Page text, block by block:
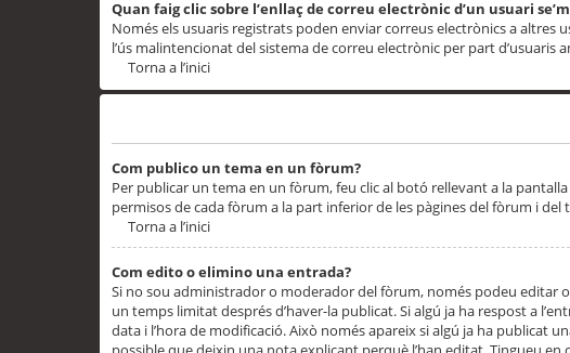
Quan faig clic sobre l’enllaç de correu electrònic d’un usuari
Només els usuaris registrats poden enviar correus electrònics a
l’ús malintencionat del sistema de correu electrònic per part d’usuaris
Torna a l’inici
Com publico un tema en un fòrum?
Per publicar un tema en un fòrum, feu clic al botó rellevant a la
permisos de cada fòrum a la part inferior de les pàgines del fòrum i
Torna a l’inici
Com edito o elimino una entrada?
Si no sou administrador o moderador del fòrum, només podeu editar
un temps limitat després d’haver-la publicat. Si algú ja ha respost a
data i l’hora de modificació. Això només apareix si algú ja ha publicat